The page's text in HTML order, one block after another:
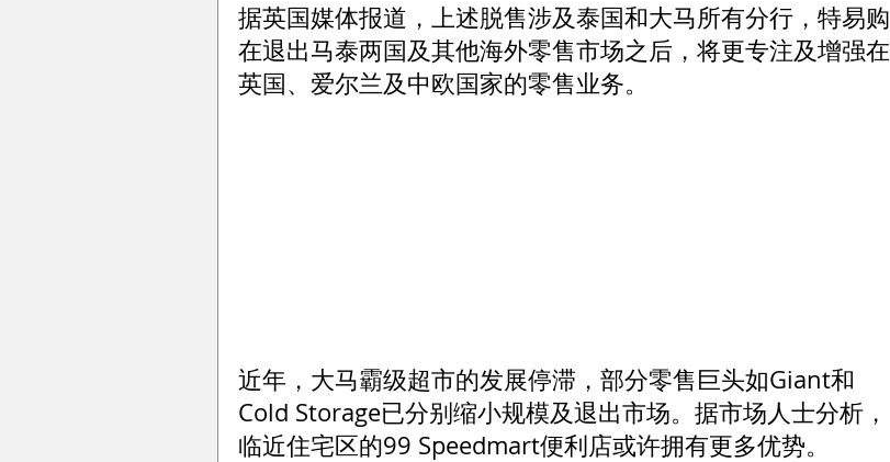
据英国媒体报道，上述脱售涉及泰国和大马所有分行，特易购
在退出马泰两国及其他海外零售市场之后，将更专注及增强在
英国、爱尔兰及中欧国家的零售业务。
近年，大马霸级超市的发展停滞，部分零售巨头如Giant和
Cold Storage已分别缩小规模及退出市场。据市场人士分析，
临近住宅区的99 Speedmart便利店或许拥有更多优势。